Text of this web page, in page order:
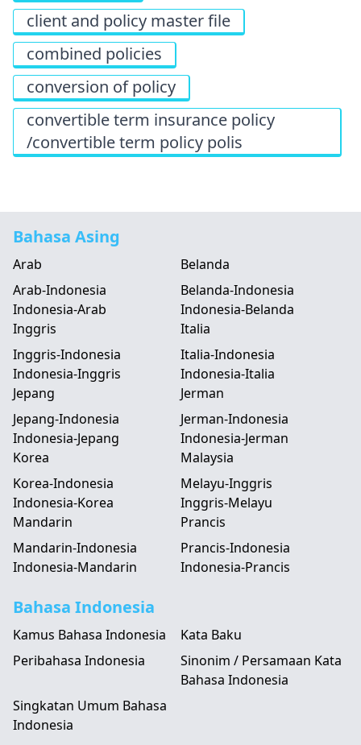
client and policy master file
combined policies
conversion of policy
convertible term insurance policy
/convertible term policy polis
Bahasa Asing
Arab
Arab-Indonesia
Indonesia-Arab
Belanda
Belanda-Indonesia
Indonesia-Belanda
Inggris
Inggris-Indonesia
Indonesia-Inggris
Italia
Italia-Indonesia
Indonesia-Italia
Jepang
Jepang-Indonesia
Indonesia-Jepang
Jerman
Jerman-Indonesia
Indonesia-Jerman
Korea
Korea-Indonesia
Indonesia-Korea
Malaysia
Melayu-Inggris
Inggris-Melayu
Mandarin
Mandarin-Indonesia
Indonesia-Mandarin
Prancis
Prancis-Indonesia
Indonesia-Prancis
Bahasa Indonesia
Kamus Bahasa Indonesia
Kata Baku
Peribahasa Indonesia
Sinonim / Persamaan Kata
Bahasa Indonesia
Singkatan Umum Bahasa
Indonesia